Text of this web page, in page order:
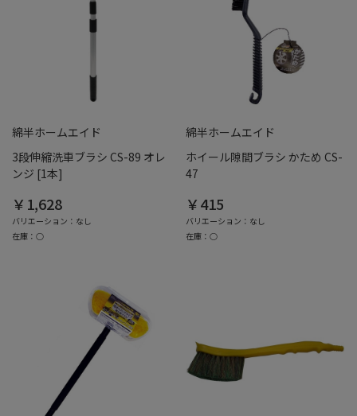
綿半ホームエイド
3段伸縮洗車ブラシ CS-89 オレ
ンジ [1本]
￥1,628
バリエーション：なし
在庫：○
綿半ホームエイド
ホイール隙間ブラシ かため CS-
47
￥415
バリエーション：なし
在庫：○